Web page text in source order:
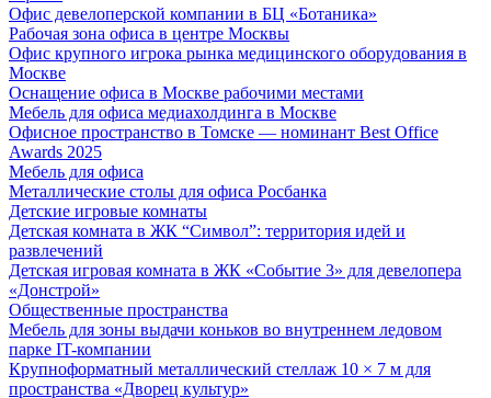
Офис девелоперской компании в БЦ «Ботаника»
Рабочая зона офиса в центре Москвы
Офис крупного игрока рынка медицинского оборудования в
Москве
Оснащение офиса в Москве рабочими местами
Мебель для офиса медиахолдинга в Москве
Офисное пространство в Томске — номинант Best Office
Awards 2025
Мебель для офиса
Металлические столы для офиса Росбанка
Детские игровые комнаты
Детская комната в ЖК “Символ”: территория идей и
развлечений
Детская игровая комната в ЖК «Событие 3» для девелопера
«Донстрой»
Общественные пространства
Мебель для зоны выдачи коньков во внутреннем ледовом
парке IT-компании
Крупноформатный металлический стеллаж 10 × 7 м для
пространства «Дворец культур»